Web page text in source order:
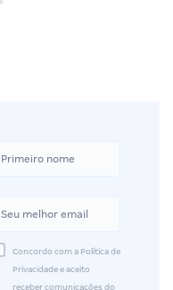
Concordo com a Política de
Privacidade e aceito
receber comunicações do